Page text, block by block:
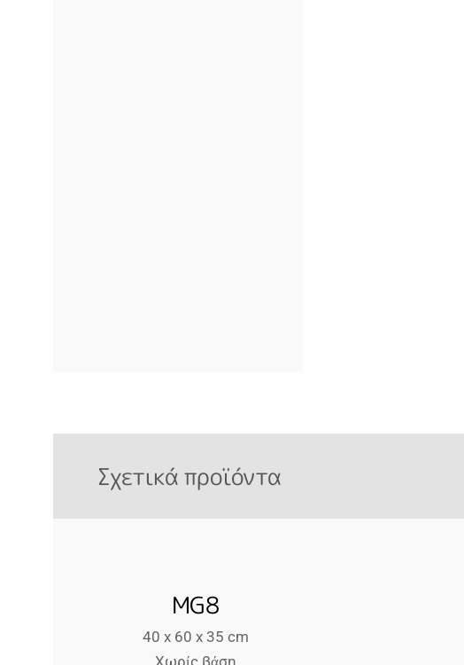
Σχετικά προϊόντα
MG8
40 x 60 x 35 cm